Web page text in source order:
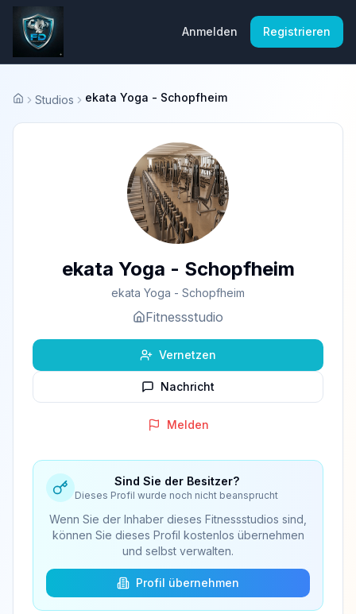
Anmelden Registrieren
Startseite
Studios ekata Yoga - Schopfheim
ekata Yoga - Schopfheim
ekata Yoga - Schopfheim
Fitnessstudio
Vernetzen
Nachricht
Melden
Sind Sie der Besitzer?
Dieses Profil wurde noch nicht beansprucht
Wenn Sie der Inhaber dieses Fitnessstudios sind,
können Sie dieses Profil kostenlos übernehmen
und selbst verwalten.
Profil übernehmen